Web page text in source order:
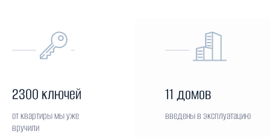
2300 ключей
от квартиры мы уже
вручили
11 домов
введены в эксплуатацию